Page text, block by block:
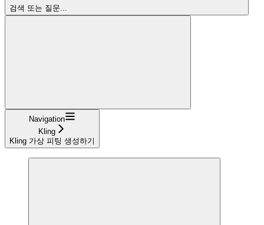
검색 또는 질문...
Navigation
Kling
Kling 가상 피팅 생성하기